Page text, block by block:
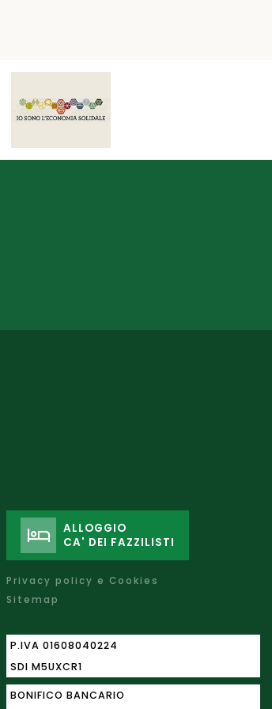
ALLOGGIO
CA' DEI FAZZILISTI
Privacy policy e Cookies
Sitemap
P.IVA 01608040224
SDI M5UXCR1
BONIFICO BANCARIO